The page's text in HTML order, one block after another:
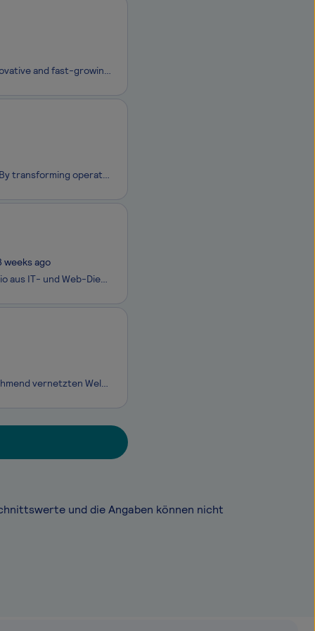
Recognized on the 2025 Forbes Cloud 100 list, ClickHouse is one of the most innovative and fast-growing private cloud companies. With more than 3,000 customers and ARR that has grown over 250 percent year over year, ClickHouse leads the market in real-time analytics, data warehousing, observability,
At Circonomit, we follow the mission to build the strategic twin of organizations. By transforming operational data into clear impact models, we revolutionize how resources are managed and decisions are made.
weeks ago
Als globaler Full Service Provider bieten wir unseren Kunden das gesamte Portfolio aus IT- und Web-Dienstleistungen: Von der initialen Idee bis hin zum Betrieb - wir entwickeln Software, designen Architekturen und bringen Lösungen in die Cloud, unterstützen in Kreativthemen oder beim Hosting. Mit 20
secunet ist Deutschlands führendes Cybersecurity-Unternehmen. In einer zunehmend vernetzten Welt sorgt das Unternehmen mit der Kombination aus Produkten und Beratung für widerstandsfähige, digitale Infrastrukturen sowie den höchstmöglichen Schutz für Daten, Anwendungen und digitale Identitäten. secu
und die Angaben können nicht